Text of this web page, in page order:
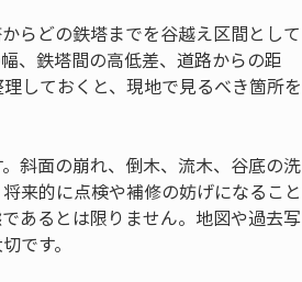
らどの鉄塔までを谷越え区間として
、鉄塔間の高低差、道路からの距
しておくと、現地で見るべき箇所を
斜面の崩れ、倒木、流木、谷底の洗
来的に点検や補修の妨げになること
あるとは限りません。地図や過去写
です。